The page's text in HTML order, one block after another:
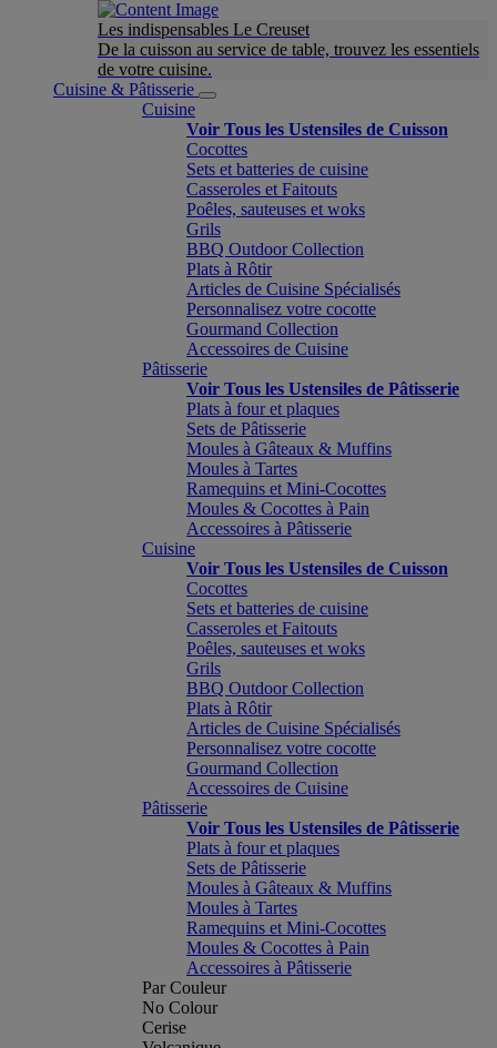
Les indispensables Le Creuset
De la cuisson au service de table, trouvez les essentiels
de votre cuisine.
Cuisine & Pâtisserie
Cuisine
Voir Tous les Ustensiles de Cuisson
Cocottes
Sets et batteries de cuisine
Casseroles et Faitouts
Poêles, sauteuses et woks
Grils
BBQ Outdoor Collection
Plats à Rôtir
Articles de Cuisine Spécialisés
Personnalisez votre cocotte
Gourmand Collection
Accessoires de Cuisine
Pâtisserie
Voir Tous les Ustensiles de Pâtisserie
Plats à four et plaques
Sets de Pâtisserie
Moules à Gâteaux & Muffins
Moules à Tartes
Ramequins et Mini-Cocottes
Moules & Cocottes à Pain
Accessoires à Pâtisserie
Cuisine
Voir Tous les Ustensiles de Cuisson
Cocottes
Sets et batteries de cuisine
Casseroles et Faitouts
Poêles, sauteuses et woks
Grils
BBQ Outdoor Collection
Plats à Rôtir
Articles de Cuisine Spécialisés
Personnalisez votre cocotte
Gourmand Collection
Accessoires de Cuisine
Pâtisserie
Voir Tous les Ustensiles de Pâtisserie
Plats à four et plaques
Sets de Pâtisserie
Moules à Gâteaux & Muffins
Moules à Tartes
Ramequins et Mini-Cocottes
Moules & Cocottes à Pain
Accessoires à Pâtisserie
Par Couleur
No Colour
Cerise